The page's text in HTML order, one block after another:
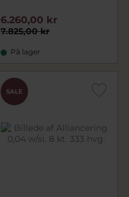
7.825,00 kr
6.260,00 kr
På lager
SALE